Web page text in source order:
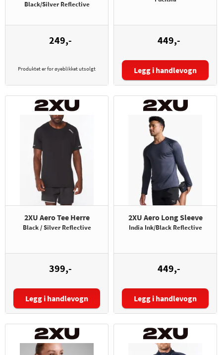
Black/Silver Reflective
249,-
Produktet er for øyeblikket utsolgt
449,-
Legg i handlevogn
2XU Aero Tee Herre
Black / Silver Reflective
399,-
Størrelse:
Legg i handlevogn
2XU Aero Long Sleeve
India Ink/Black Reflective
449,-
Størrelse:
Legg i handlevogn